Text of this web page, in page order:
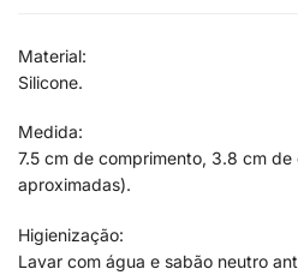
Material:
Silicone.
Medida:
7.5 cm de comprimento, 3.8 cm
aproximadas).
Higienização:
Lavar com água e sabão neutro